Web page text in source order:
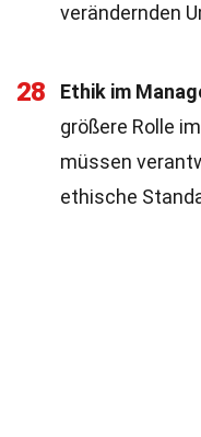
verändernden
28 Ethik im
größere Rolle
müssen
ethische